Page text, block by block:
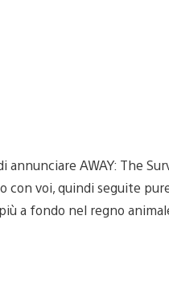
AWAY: The
con voi, quindi seguite
a fondo nel regno